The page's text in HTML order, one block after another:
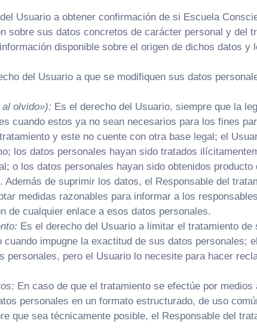
Usuario a obtener confirmación de si Escuela
sobre sus datos concretos de carácter personal y del
disponible sobre el origen de dichos datos
del Usuario a que se modifiquen sus datos
olvido»): Es el derecho del Usuario, siempre que la
cuando estos ya no sean necesarios para los fines
y este no cuente con otra base legal; el
los datos personales hayan sido tratados
o los datos personales hayan sido obtenidos
Además de suprimir los datos, el Responsable del
medidas razonables para informar a los
de cualquier enlace a esos datos personales.
Es el derecho del Usuario a limitar el tratamiento
impugne la exactitud de sus datos personales;
personales, pero el Usuario lo necesite para hacer
En caso de que el tratamiento se efectúe por
personales en un formato estructurado, de uso
que sea técnicamente posible, el Responsable del